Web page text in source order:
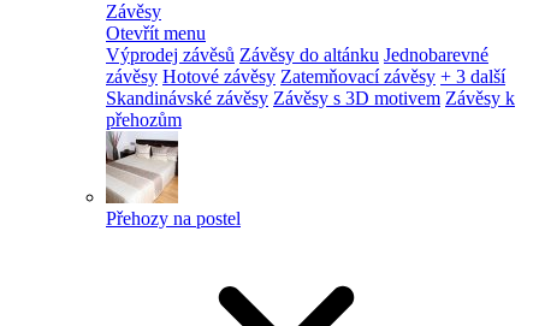
Závěsy
Otevřít menu
Výprodej závěsů Závěsy do altánku Jednobarevné
závěsy Hotové závěsy Zatemňovací závěsy + 3 další
Skandinávské závěsy Závěsy s 3D motivem Závěsy k
přehozům
Přehozy na postel